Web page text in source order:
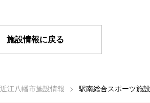
近江八幡市施設情報
施設情報に戻る